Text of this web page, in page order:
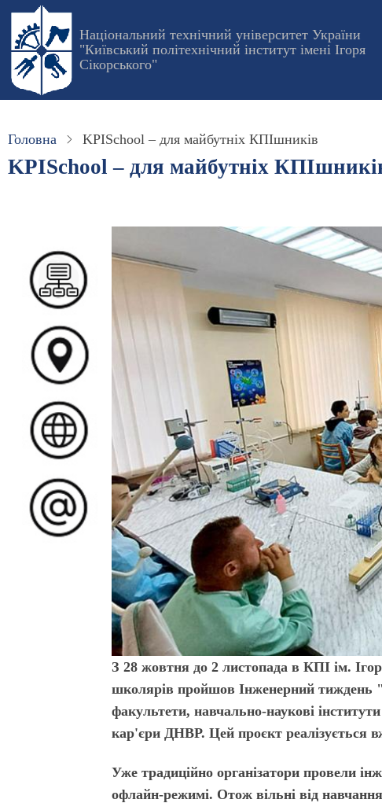
Перейти
основного
вмісту
Національний технічний університет України
"Київський політехнічний інститут імені Ігоря
Сікорського"
Головна KPISchool – для майбутніх КПІшників
KPISchool – для майбутніх
З 28 жовтня до 2 листопада в КПІ ім.
школярів пройшов Інженерний тиждень
факультети, навчально-наукові
кар'єри ДНВР. Цей проєкт реалізується
Уже традиційно організатори провели
офлайн-режимі. Отож вільні від